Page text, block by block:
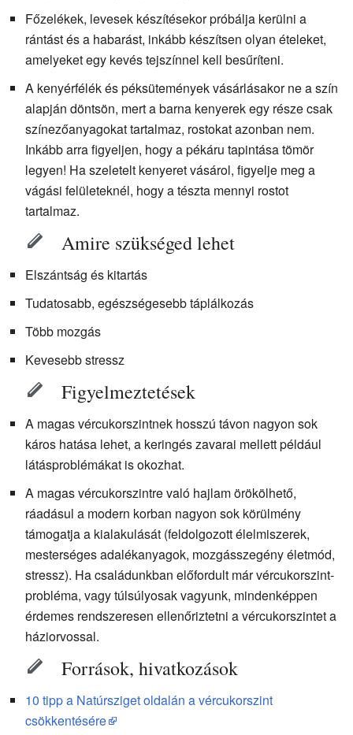
Főzelékek, levesek készítésekor próbálja kerülni a
rántást és a habarást, inkább készítsen olyan ételeket,
amelyeket egy kevés tejszínnel kell besűríteni.
A kenyérfélék és péksütemények vásárlásakor ne a szín
alapján döntsön, mert a barna kenyerek egy része csak
színezőanyagokat tartalmaz, rostokat azonban nem.
Inkább arra figyeljen, hogy a pékáru tapintása tömör
legyen! Ha szeletelt kenyeret vásárol, figyelje meg a
vágási felületeknél, hogy a tészta mennyi rostot
tartalmaz.
Amire szükséged lehet
Elszántság és kitartás
Tudatosabb, egészségesebb táplálkozás
Több mozgás
Kevesebb stressz
Figyelmeztetések
A magas vércukorszintnek hosszú távon nagyon sok
káros hatása lehet, a keringés zavarai mellett például
látásproblémákat is okozhat.
A magas vércukorszintre való hajlam örökölhető,
ráadásul a modern korban nagyon sok körülmény
támogatja a kialakulását (feldolgozott élelmiszerek,
mesterséges adalékanyagok, mozgásszegény életmód,
stressz). Ha családunkban előfordult már vércukorszint-
probléma, vagy túlsúlyosak vagyunk, mindenképpen
érdemes rendszeresen ellenőriztetni a vércukorszintet a
háziorvossal.
Források, hivatkozások
10 tipp a Natúrsziget oldalán a vércukorszint
csökkentésére